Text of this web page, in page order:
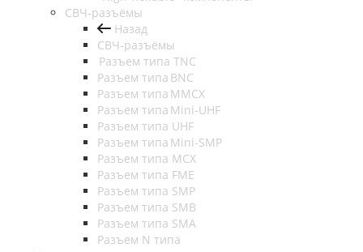
СВЧ-разъёмы
Назад
СВЧ-разъёмы
Разъем типа TNC
Разъем типа BNC
Разъем типа MMCX
Разъем типа Mini-UHF
Разъем типа UHF
Разъем типа Mini-SMP
Разъем типа MCX
Разъем типа FME
Разъем типа SMP
Разъем типа SMB
Разъем типа SMA
Разъем N типа